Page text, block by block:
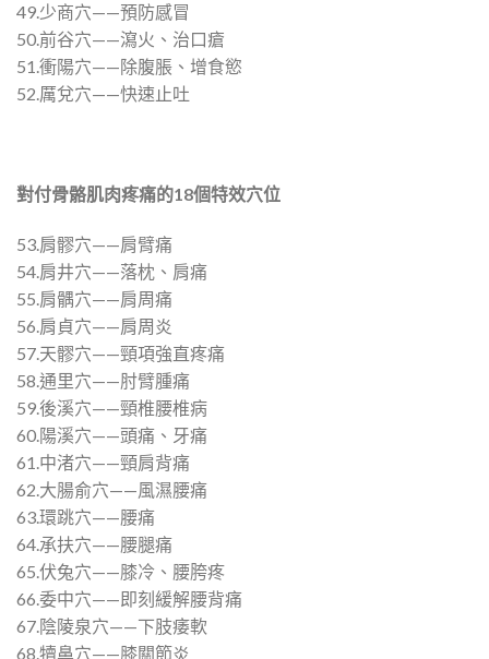
49.少商穴——預防感冒
50.前谷穴——瀉火、治口瘡
51.衝陽穴——除腹脹、增食慾
52.厲兌穴——快速止吐
對付骨骼肌肉疼痛的18個特效穴位
53.肩髎穴——肩臂痛
54.肩井穴——落枕、肩痛
55.肩髃穴——肩周痛
56.肩貞穴——肩周炎
57.天髎穴——頸項強直疼痛
58.通里穴——肘臂腫痛
59.後溪穴——頸椎腰椎病
60.陽溪穴——頭痛、牙痛
61.中渚穴——頸肩背痛
62.大腸俞穴——風濕腰痛
63.環跳穴——腰痛
64.承扶穴——腰腿痛
65.伏兔穴——膝冷、腰胯疼
66.委中穴——即刻緩解腰背痛
67.陰陵泉穴——下肢痿軟
68.犢鼻穴——膝關節炎